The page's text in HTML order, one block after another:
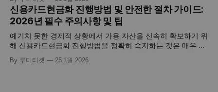
니다. 이는 본인의 신용 한도를 활용하여 디지털 자산을 획득
한 뒤, 이를 할부로 나누어 갚으면서 즉각적인 현금을 확보하
는 핀테크 기반의 정교한 프로세스입니다. 단순히 급전을 마련
하는 것을 넘어, 카드사에서
신용카드현금화 진행방법 및 안전한 절차 가이드:
2026년 필수 주의사항 및 팁
예기치 못한 경제적 상황에서 가용 자산을 신속히 확보하기 위
해 신용카드현금화 진행방법을 정확히 숙지하는 것은 매우 전
략적인 금융 행위가 될 수 있습니다. 이는 개인에게 부여된 신
용 공여 한도를 디지털 자산과 결합하여 즉각적인 유동성으로
By 루미티켓 25 1월 2026